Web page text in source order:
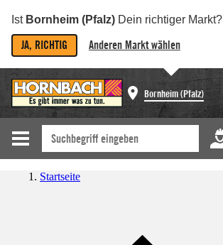
Ist Bornheim (Pfalz) Dein richtiger Markt?
JA, RICHTIG Anderen Markt wählen
Bornheim (Pfalz)
Startseite